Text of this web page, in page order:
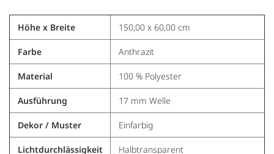
Höhe x Breite 150,00 x 60,00 cm
Farbe Anthrazit
Material 100 % Polyester
Ausführung 17 mm Welle
Dekor / Muster Einfarbig
Lichtdurchlässigkeit Halbtransparent